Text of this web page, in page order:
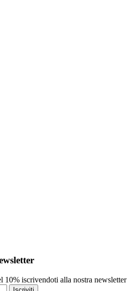
10% iscrivendoti alla nostra newsletter